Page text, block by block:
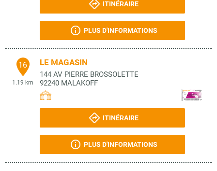
ITINÉRAIRE
PLUS D'INFORMATIONS
16
1.19 km
LE MAGASIN
144 AV PIERRE BROSSOLETTE
92240 MALAKOFF
ITINÉRAIRE
PLUS D'INFORMATIONS